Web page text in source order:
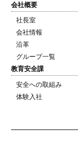
会社概要
社長室
会社情報
沿革
グループ一覧
教育安全課
安全への取組み
体験入社